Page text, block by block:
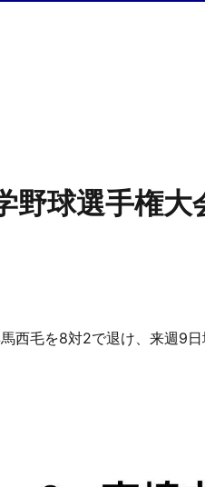
野球選手権
西毛を8対2で退け、来週9